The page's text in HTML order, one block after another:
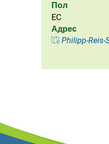
Пол
EC
Адрес
Philipp-Reis-